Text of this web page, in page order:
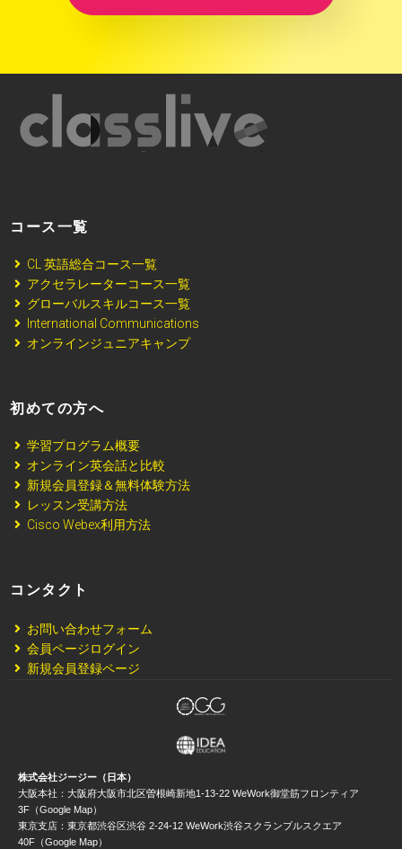
コース一覧
CL 英語総合コース一覧
アクセラレーターコース一覧
グローバルスキルコース一覧
International Communications
オンラインジュニアキャンプ
初めての方へ
学習プログラム概要
オンライン英会話と比較
新規会員登録＆無料体験方法
レッスン受講方法
Cisco Webex利用方法
コンタクト
お問い合わせフォーム
会員ページログイン
新規会員登録ページ
株式会社ジージー（日本）
大阪本社：大阪府大阪市北区曽根崎新地1-13-22 WeWork御堂筋フロンティア
3F（Google Map）
東京支店：東京都渋谷区渋谷 2-24-12 WeWork渋谷スクランブルスクエア
40F（Google Map）